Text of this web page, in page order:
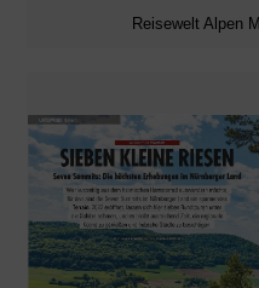
Reisewelt Alpen